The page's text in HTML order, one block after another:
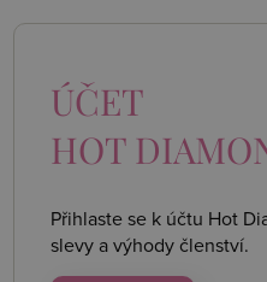
ÚČET
HOT
Přihlaste se k účtu Hot
slevy a výhody členství.